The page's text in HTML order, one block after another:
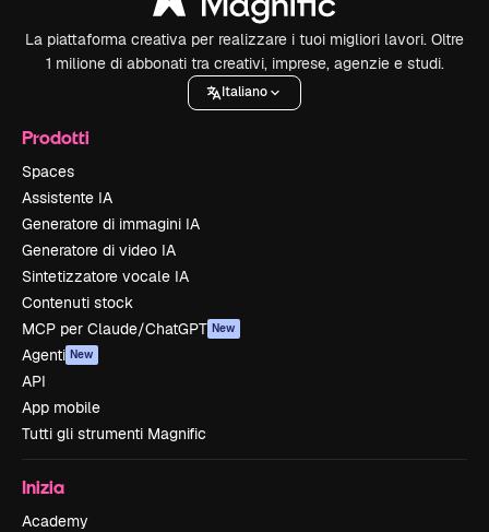
La piattaforma creativa per realizzare i tuoi migliori lavori. Oltre
1 milione di abbonati tra creativi, imprese, agenzie e studi.
Italiano
Prodotti
Spaces
Assistente IA
Generatore di immagini IA
Generatore di video IA
Sintetizzatore vocale IA
Contenuti stock
MCP per Claude/ChatGPT New
Agenti New
API
App mobile
Tutti gli strumenti Magnific
Inizia
Academy